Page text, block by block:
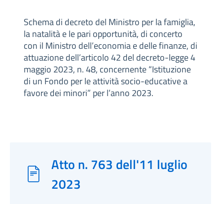
Schema di decreto del Ministro per la famiglia,
la natalità e le pari opportunità, di concerto
con il Ministro dell’economia e delle finanze, di
attuazione dell’articolo 42 del decreto-legge 4
maggio 2023, n. 48, concernente “Istituzione
di un Fondo per le attività socio-educative a
favore dei minori” per l’anno 2023.
Atto n. 763 dell'11 luglio
2023